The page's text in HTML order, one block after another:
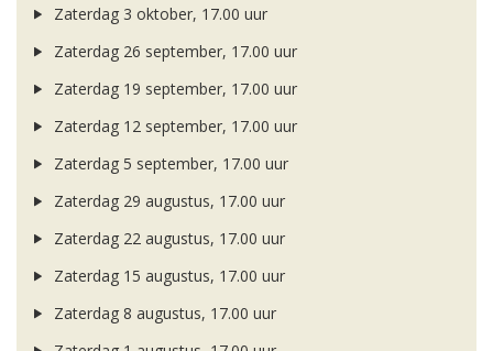
Zaterdag 3 oktober, 17.00 uur
Zaterdag 26 september, 17.00 uur
Zaterdag 19 september, 17.00 uur
Zaterdag 12 september, 17.00 uur
Zaterdag 5 september, 17.00 uur
Zaterdag 29 augustus, 17.00 uur
Zaterdag 22 augustus, 17.00 uur
Zaterdag 15 augustus, 17.00 uur
Zaterdag 8 augustus, 17.00 uur